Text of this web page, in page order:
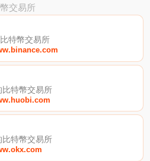
交易所
特幣交易所
比特幣交易所
比特幣交易所